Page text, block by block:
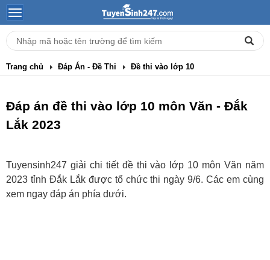
Trang chủ Đáp Án - Đề Thi Đề thi vào lớp 10
Đáp án đề thi vào lớp 10 môn Văn - Đắk
Lắk 2023
Tuyensinh247 giải chi tiết đề thi vào lớp 10 môn Văn năm
2023 tỉnh Đắk Lắk được tổ chức thi ngày 9/6. Các em cùng
xem ngay đáp án phía dưới.